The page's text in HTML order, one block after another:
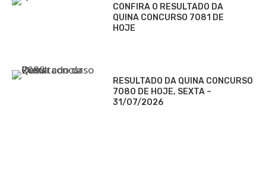
CONFIRA O RESULTADO DA
QUINA CONCURSO 7081 DE
HOJE
RESULTADO DA QUINA CONCURSO
7080 DE HOJE, SEXTA –
31/07/2026